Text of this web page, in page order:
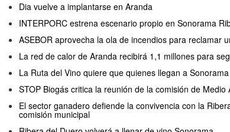
Dia vuelve a implantarse en Aranda
INTERPORC estrena escenario propio en Sonorama
ASEBOR aprovecha la ola de incendios para reclamar
La red de calor de Aranda recibirá 1,1 millones para
La Ruta del Vino quiere que quienes llegan a
STOP Biogás critica la reunión de la comisión de
El sector ganadero defiende la convivencia con la
comisión municipal